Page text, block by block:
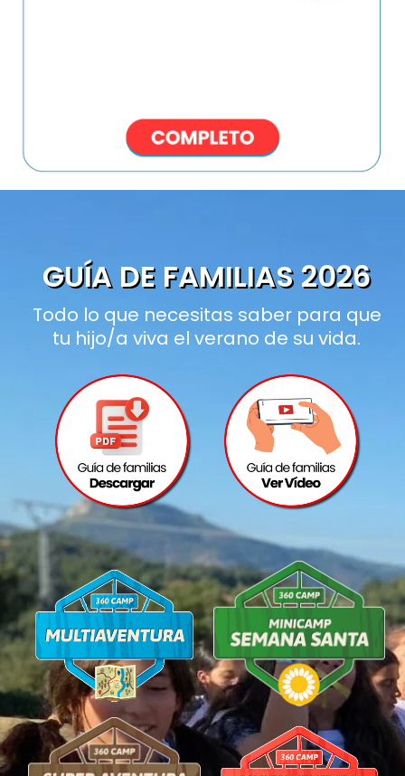
GUÍA DE FAMILIAS 2026
Todo lo que necesitas saber para que
tu hijo/a viva el verano de su vida.